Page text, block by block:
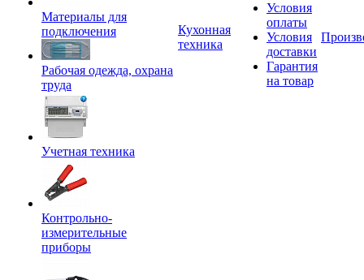
Материалы для
подключения
Рабочая одежда, охрана
труда
Учетная техника
Контрольно-
измерительные
приборы
Кухонная
техника
Условия
оплаты
Условия
доставки
Гарантия
на товар